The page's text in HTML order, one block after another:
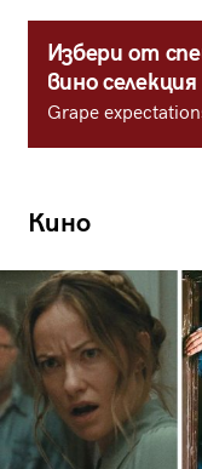
Избери от
вино
Grape
Кино